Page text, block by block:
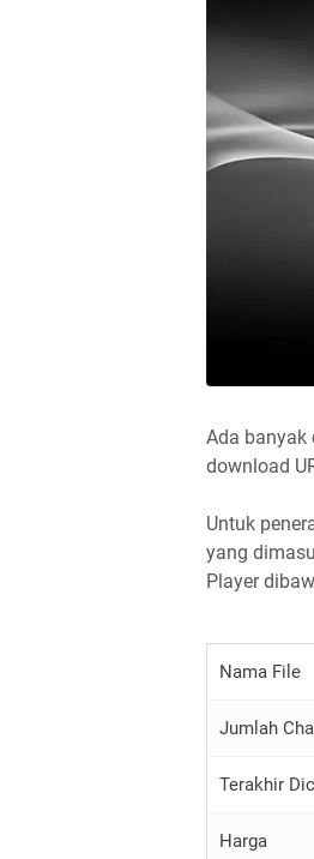
Ada banyak
download
Untuk
yang
Player
Nama File
Jumlah
Terakhir
Harga